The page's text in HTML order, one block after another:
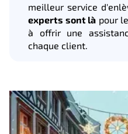
meilleur service
experts sont là pour
à offrir une
chaque client.